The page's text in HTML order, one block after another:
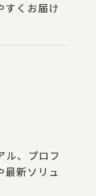
すくお届け
ル、プロフ
最新ソリュ